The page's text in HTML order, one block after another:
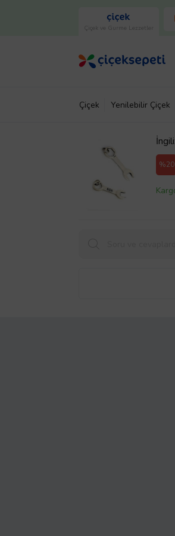
Çiçek ve Gurme Lezzetler
Çiçek Yenilebilir Çiçek
%20